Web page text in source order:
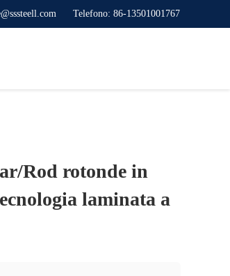
Telefono: 86-13501001767
Rod rotonde in
laminata a